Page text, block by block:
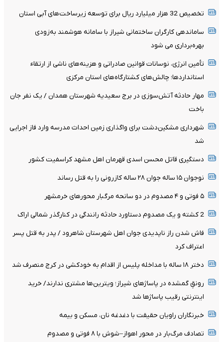
تخصیص 32 هزار میلیارد ریال برای توسعه زیرساخت‌های آبی استان
ساماندهی کارگران ساختمانی شیراز با سامانه هوشمند به‌زودی
بهره‌برداری می شود
تأمین انرژی، نوسانات قوانین صادراتی و هزینه‌های ناشی از ارتقاء
استانداردها؛ چالش‌های کشتارگاه‌های استان مرکزی
مهار حادثه آتش‌سوزی در برج سعیدیه شهرستان همدان / یک نفر جان
باخت
شهرداری مشکین‌دشت برای واگذاری زمین احداث مدرسه وارد فاز اجرایی
شد
دستگیری قاتل محسن اسدی قهرمان اهل مشهد کراسفیت کشور
نوجوان ۱۵ ساله جوان ۲۸ ساله کازرونی را به قتل رساند
۵ فوتی و ۴ مصدوم در دو سانحه مرگبار محورهای خرمشهر
2 کشته و یک مصدوم دستاورد حادثه رانندگی در کنارگذر شمالی اراک
فاش شدن راز ناپدیدی جوان اهل شهرستان شاهرود / پدر به قتل پسر
اعتراف کرد
دختر ۱۸ ساله با مداخله پلیس از اقدام به خودکشی در کرج منصرف شد
رونقِ گمشده در پاساژهای شیراز؛ ویترین‌ها مشتری ندارند/ خرید
اینترنتی رقیب پاساژها شد
خبرنگاران راویان حقیقت با دغدغه نان، مسکن و بیمه
تصادف مرگ‌بار در محور اهواز–شوش با ۸ فوتی و مصدوم